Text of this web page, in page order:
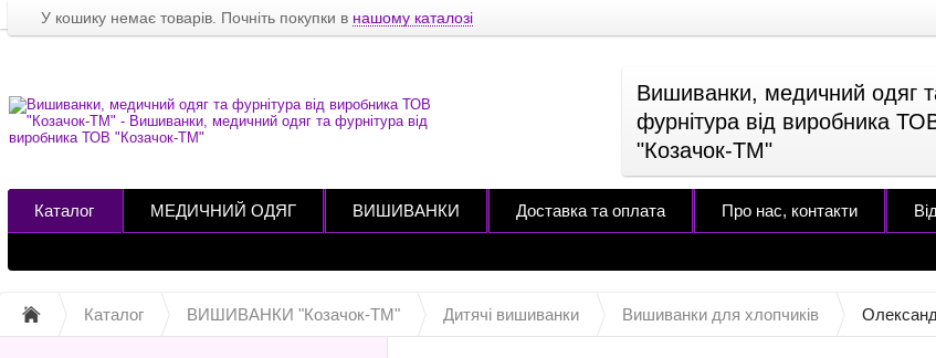
У кошику немає товарів. Почніть покупки в нашому каталозі
Вишиванки, медичний одяг
фурнітура від виробника
"Козачок-ТМ"
Каталог МЕДИЧНИЙ ОДЯГ ВИШИВАНКИ Доставка та оплата Про нас, контакти
Каталог ВИШИВАНКИ "Козачок-ТМ" Дитячі вишиванки Вишиванки для хлопчиків